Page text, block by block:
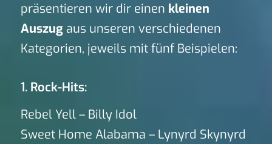
präsentieren wir dir einen kleinen
Auszugaus unseren verschiedenen
Kategorien, jeweils mit fünf Beispielen:
1. Rock-Hits:
Rebel Yell – Billy Idol
Sweet Home Alabama – Lynyrd Skynyrd